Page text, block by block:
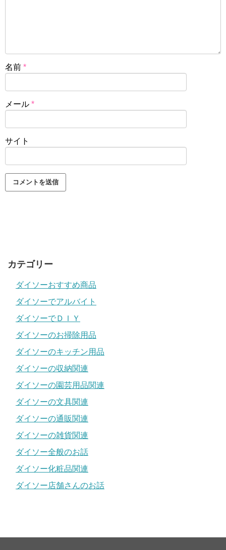
名前 *
メール *
サイト
カテゴリー
ダイソーおすすめ商品
ダイソーでアルバイト
ダイソーでＤＩＹ
ダイソーのお掃除用品
ダイソーのキッチン用品
ダイソーの収納関連
ダイソーの園芸用品関連
ダイソーの文具関連
ダイソーの通販関連
ダイソーの雑貨関連
ダイソー全般のお話
ダイソー化粧品関連
ダイソー店舗さんのお話